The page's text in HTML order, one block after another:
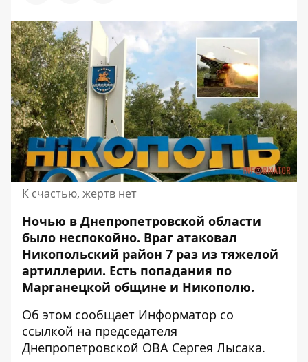
К счастью, жертв нет
Ночью в Днепропетровской области
было неспокойно. Враг атаковал
Никопольский район 7 раз из тяжелой
артиллерии. Есть попадания по
Марганецкой общине и Никополю.
Об этом сообщает Информатор со
ссылкой на председателя
Днепропетровской ОВА Сергея Лысака.